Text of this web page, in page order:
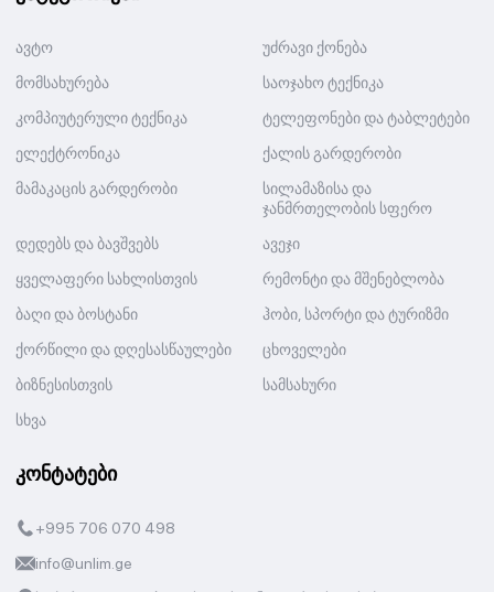
ავტო
უძრავი ქონება
მომსახურება
საოჯახო ტექნიკა
კომპიუტერული ტექნიკა
ტელეფონები და ტაბლეტები
ელექტრონიკა
ქალის გარდერობი
მამაკაცის გარდერობი
სილამაზისა და
ჯანმრთელობის სფერო
დედებს და ბავშვებს
ავეჯი
ყველაფერი სახლისთვის
რემონტი და მშენებლობა
ბაღი და ბოსტანი
ჰობი, სპორტი და ტურიზმი
ქორწილი და დღესასწაულები
ცხოველები
ბიზნესისთვის
სამსახური
სხვა
კონტატები
+995 706 070 498
info@unlim.ge